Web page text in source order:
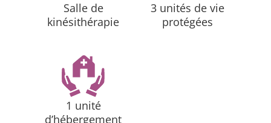
Salle de
kinésithérapie
3 unités de vie
protégées
1 unité
d’hébergement